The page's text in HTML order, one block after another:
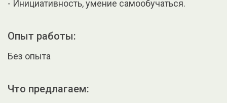
- Инициативность, умение самообучаться.
Опыт работы:
Без опыта
Что предлагаем: